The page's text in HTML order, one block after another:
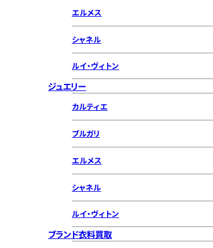
エルメス
シャネル
ルイ・ヴィトン
ジュエリー
カルティエ
ブルガリ
エルメス
シャネル
ルイ・ヴィトン
ブランド衣料買取